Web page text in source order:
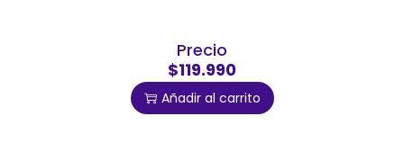
Precio
$119.990
Añadir al carrito